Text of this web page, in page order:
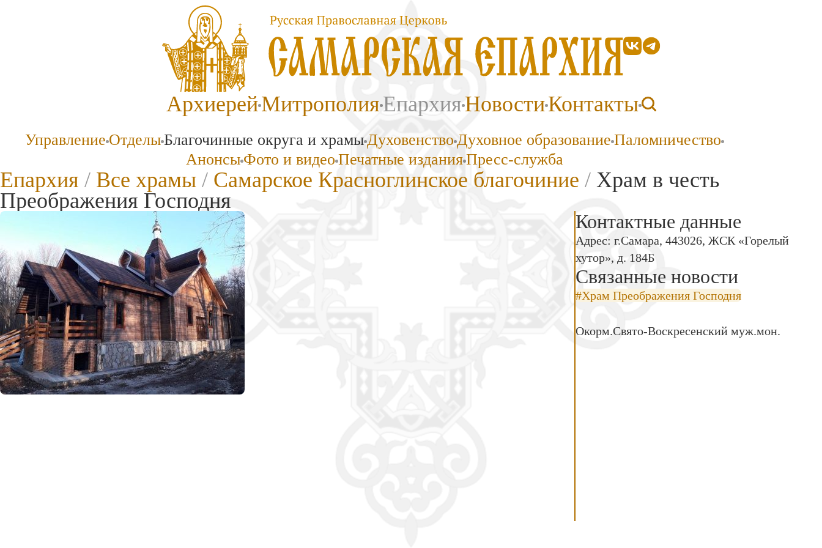
АрхиерейМитрополияЕпархияНовостиКонтакты
УправлениеОтделыБлагочинные округа и храмыДуховенствоДуховное образованиеПаломничество
АнонсыФото и видеоПечатные изданияПресс-служба
Епархия / Все храмы / Самарское Красноглинское благочиние / Храм в честь
Преображения Господня
Контактные данные
Адрес: г.Самара, 443026, ЖСК «Горелый
хутор», д. 184Б
Связанные новости
#Храм Преображения Господня
Окорм.Свято-Воскресенский муж.мон.